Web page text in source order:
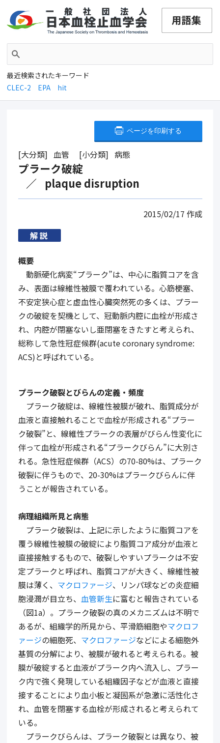
最近検索されたキーワード
CLEC-2
EPA hit
大分類 血管 小分類 病態
プラーク破綻
plaque disruption
ページを印刷する
2015/02/17 作成
解説
概要
動脈硬化病変“プラーク”は、中心に脂質コアを含
み、表面は線維性被膜で覆われている。心筋梗塞、
不安定狭心症と虚血性心臓突然死の多くは、プラー
クの破綻を契機として、冠動脈内腔に血栓が形成さ
れ、内腔が閉塞ないし亜閉塞をきたすと考えられ、
総称して急性冠症候群(acute coronary syndrome:
ACS)と呼ばれている。
プラーク破裂とびらんの定義・頻度
プラーク破綻は、線維性被膜が破れ、脂質成分が
血液と直接触れることで血栓が形成される“プラー
ク破裂”と、線維性プラークの表層がびらん性変化に
伴って血栓が形成される“プラークびらん”に大別さ
れる。急性冠症候群（ACS）の70-80%は、プラーク
破裂に伴うもので、20-30%はプラークびらんに伴
うことが報告されている。
病理組織所見と病態
プラーク破裂は、上記に示したように脂質コアを
覆う線維性被膜の破綻により脂質コア成分が血液と
直接接触するもので、破裂しやすいプラークは不安
定プラークと呼ばれ、脂質コアが大きく、線維性被
膜は薄く、 マクロファージ、リンパ球などの炎症細
胞浸潤が目立ち、 血管新生に富むと報告されている
（図1a）。プラーク破裂の真のメカニズムは不明で
あるが、組織学的所見から、平滑筋細胞やマクロフ
ァージの細胞死、 マクロファージなどによる細胞外
基質の分解により、被膜が破れると考えられる。被
膜が破綻すると血液がプラーク内へ流入し、プラー
ク内で強く発現している組織因子などが血液と直接
接することにより血小板と凝固系が急激に活性化さ
れ、血管を閉塞する血栓が形成されると考えられて
いる。
プラークびらんは、プラーク破裂とは異なり、被